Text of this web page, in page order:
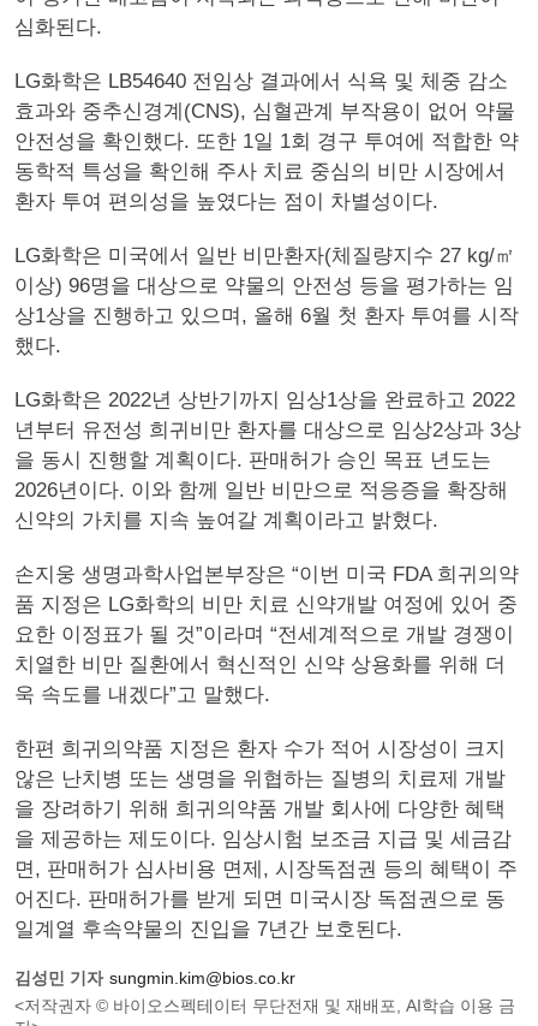
심화된다.
LG화학은 LB54640 전임상 결과에서 식욕 및 체중 감소
효과와 중추신경계(CNS), 심혈관계 부작용이 없어 약물
안전성을 확인했다. 또한 1일 1회 경구 투여에 적합한 약
동학적 특성을 확인해 주사 치료 중심의 비만 시장에서
환자 투여 편의성을 높였다는 점이 차별성이다.
LG화학은 미국에서 일반 비만환자(체질량지수 27 kg/㎡
이상) 96명을 대상으로 약물의 안전성 등을 평가하는 임
상1상을 진행하고 있으며, 올해 6월 첫 환자 투여를 시작
했다.
LG화학은 2022년 상반기까지 임상1상을 완료하고 2022
년부터 유전성 희귀비만 환자를 대상으로 임상2상과 3상
을 동시 진행할 계획이다. 판매허가 승인 목표 년도는
2026년이다. 이와 함께 일반 비만으로 적응증을 확장해
신약의 가치를 지속 높여갈 계획이라고 밝혔다.
손지웅 생명과학사업본부장은 “이번 미국 FDA 희귀의약
품 지정은 LG화학의 비만 치료 신약개발 여정에 있어 중
요한 이정표가 될 것”이라며 “전세계적으로 개발 경쟁이
치열한 비만 질환에서 혁신적인 신약 상용화를 위해 더
욱 속도를 내겠다”고 말했다.
한편 희귀의약품 지정은 환자 수가 적어 시장성이 크지
않은 난치병 또는 생명을 위협하는 질병의 치료제 개발
을 장려하기 위해 희귀의약품 개발 회사에 다양한 혜택
을 제공하는 제도이다. 임상시험 보조금 지급 및 세금감
면, 판매허가 심사비용 면제, 시장독점권 등의 혜택이 주
어진다. 판매허가를 받게 되면 미국시장 독점권으로 동
일계열 후속약물의 진입을 7년간 보호된다.
김성민 기자 sungmin.kim@bios.co.kr
<저작권자 © 바이오스펙테이터 무단전재 및 재배포, AI학습 이용 금